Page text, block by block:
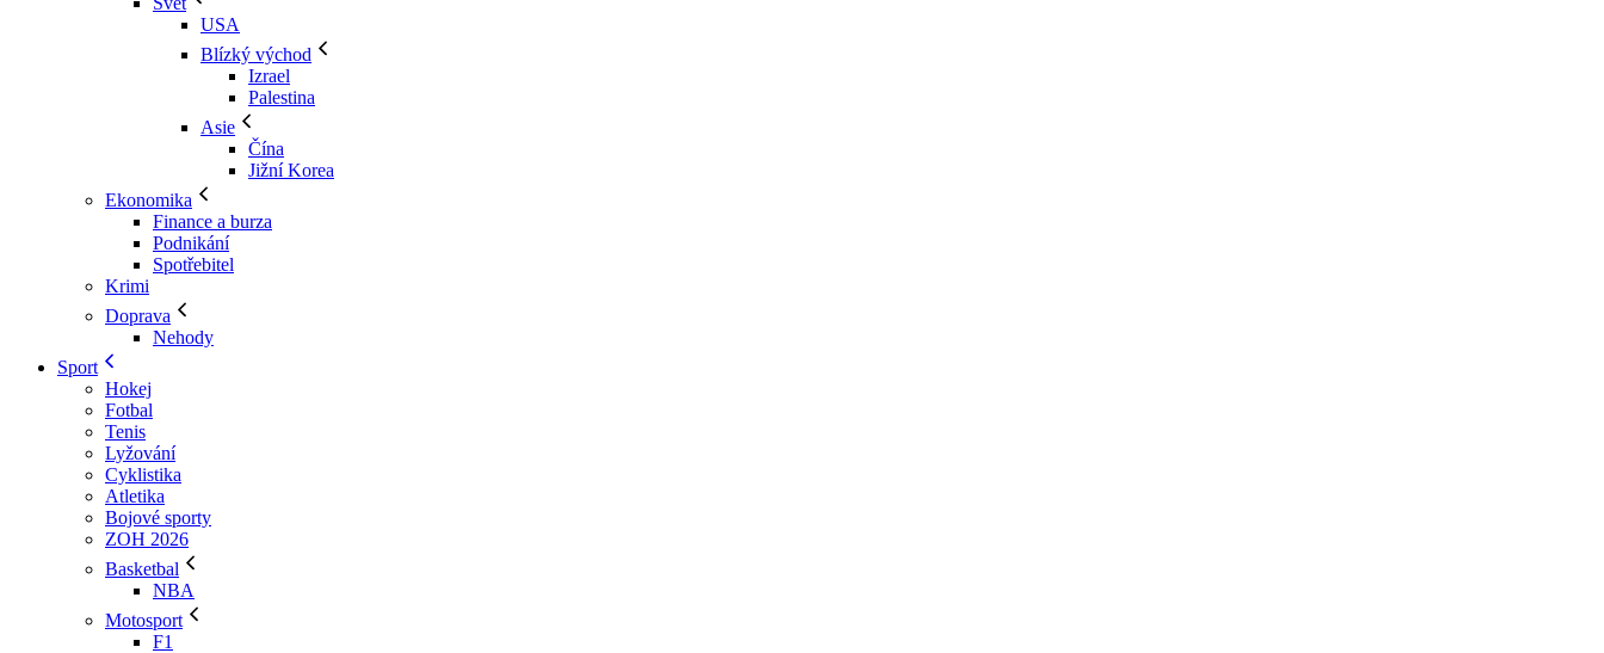
USA
Blízký východ
Izrael
Palestina
Asie
Čína
Jižní Korea
Ekonomika
Finance a burza
Podnikání
Spotřebitel
Krimi
Doprava
Nehody
Sport
Hokej
Fotbal
Tenis
Lyžování
Cyklistika
Atletika
Bojové sporty
ZOH 2026
Basketbal
NBA
Motosport
F1